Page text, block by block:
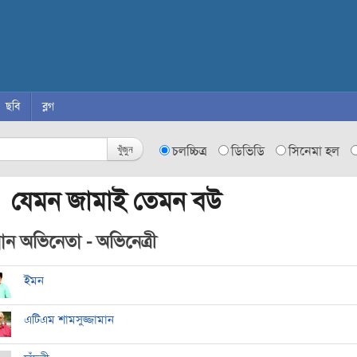
ছবি ব্লগ
খুঁজুন চলচ্চিত্র ডিভিডি সিনেমা হল
জামাই তেমন বউ
অভিনেতা - অভিনেত্রী
ইমন
এটিএম শামসুজ্জামান